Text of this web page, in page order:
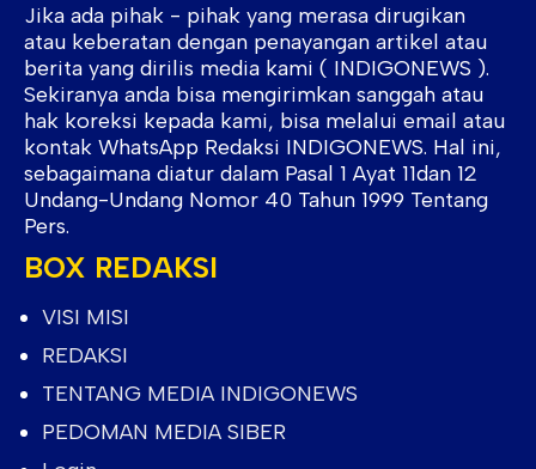
Jika ada pihak - pihak yang merasa dirugikan
atau keberatan dengan penayangan artikel atau
berita yang dirilis media kami ( INDIGONEWS ).
Sekiranya anda bisa mengirimkan sanggah atau
hak koreksi kepada kami, bisa melalui email atau
kontak WhatsApp Redaksi INDIGONEWS. Hal ini,
sebagaimana diatur dalam Pasal 1 Ayat 11dan 12
Undang-Undang Nomor 40 Tahun 1999 Tentang
Pers.
BOX REDAKSI
VISI MISI
REDAKSI
TENTANG MEDIA INDIGONEWS
PEDOMAN MEDIA SIBER